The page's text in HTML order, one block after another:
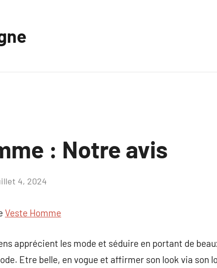
: Notre avis
4, 2024
Veste Homme
apprécient les mode et séduire en portant de
Etre belle, en vogue et affirmer son look via son